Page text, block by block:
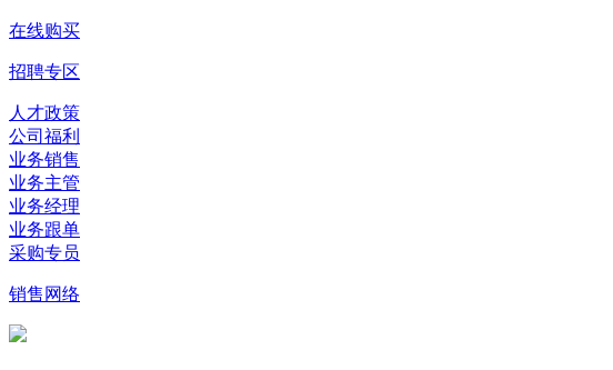
在线购买
招聘专区
人才政策
公司福利
业务销售
业务主管
业务经理
业务跟单
采购专员
销售网络